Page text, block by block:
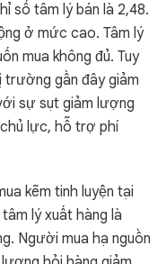
số tâm lý bán là 2,48.
ở mức cao. Tâm lý
mua không đủ. Tuy
trường gần đây giảm
sự sụt giảm lượng
lực, hỗ trợ phí
kẽm tinh luyện tại
lý xuất hàng là
Người mua hạ nguồn